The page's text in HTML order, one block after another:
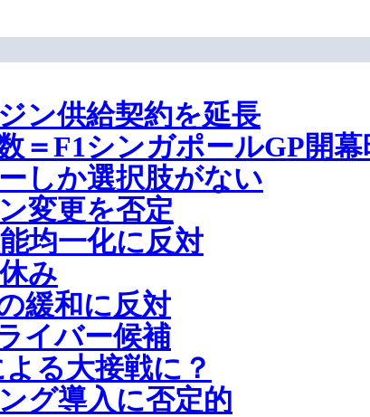
ン供給契約を延長
＝F1シンガポールGP開幕
しか選択肢がない
変更を否定
均一化に反対
み
緩和に反対
イバー候補
る大接戦に？
グ導入に否定的